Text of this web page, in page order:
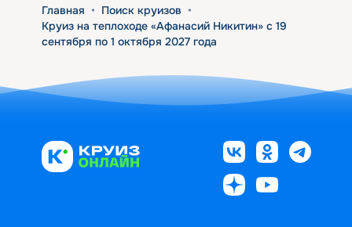
Главная • Поиск круизов •
Круиз на теплоходе «Афанасий Никитин» с 19
сентября по 1 октября 2027 года